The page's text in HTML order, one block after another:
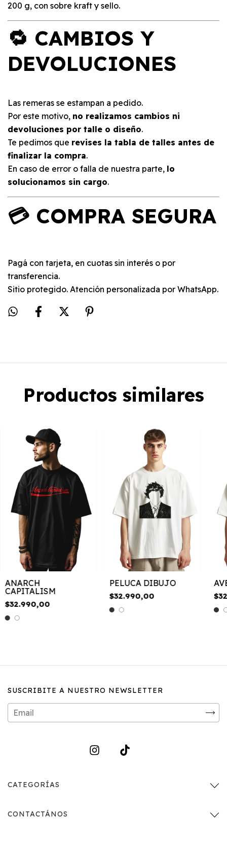
200 g, con sobre kraft y sello.
🔁 CAMBIOS Y
DEVOLUCIONES
Las remeras se estampan a pedido.
Por este motivo, no realizamos cambios ni
devoluciones por talle o diseño.
Te pedimos que revises la tabla de talles antes de
finalizar la compra.
En caso de error o falla de nuestra parte, lo
solucionamos sin cargo.
💳 COMPRA SEGURA
Pagá con tarjeta, en cuotas sin interés o por
transferencia.
Sitio protegido. Atención personalizada por WhatsApp.
Productos similares
ANARCH
CAPITALISM
$32.990,00
PELUCA DIBUJO
$32.990,00
SUSCRIBITE A NUESTRO NEWSLETTER
CATEGORÍAS
CONTACTÁNOS